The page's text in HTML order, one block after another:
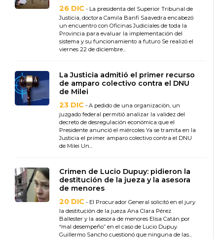
26 DIC - La presidenta del Superior Tribunal de
Justicia, doctora Camila Banfi Saavedra encabezó
un encuentro con Oficinas Judiciales de toda la
Provincia para evaluar la implementación del
sistema y su funcionamiento a futuro Se realizó el
viernes 22 de diciembre...
La Justicia admitió el primer recurso
de amparo colectivo contra el DNU
de Milei
23 DIC - A pedido de una organización, un
juzgado federal permitió analizar la validez del
decreto de desregulación económica que el
Presidente anunció el miércoles Ya se tramita en la
Justicia el primer amparo colectivo contra el DNU
de Milei Un...
Crimen de Lucio Dupuy: pidieron la
destitución de la jueza y la asesora
de menores
20 DIC - El Procurador General solicitó en el jury
la destitución de la jueza Ana Clara Pérez
Ballester y la asesora de menores Elisa Catán por
“mal desempeño” en el caso de Lucio Dupuy.
Guillermo Sancho cuestionó que ninguna de las...